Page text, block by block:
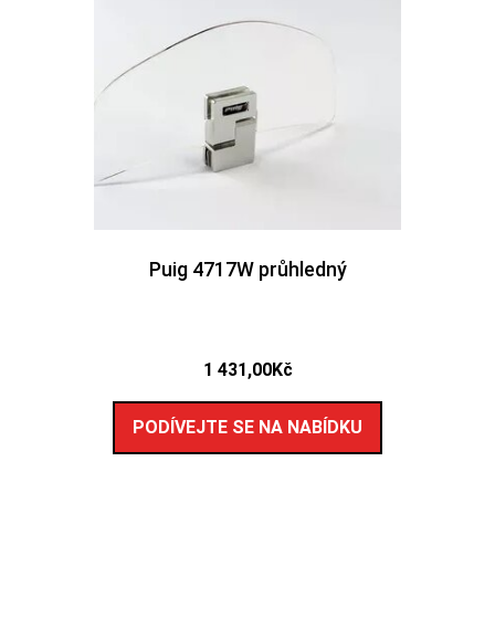
Puig 4717W průhledný
1 431,00Kč
PODÍVEJTE SE NA NABÍDKU